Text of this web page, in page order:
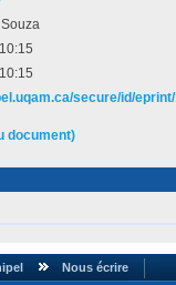
secure/id/
document)
Nous écrire